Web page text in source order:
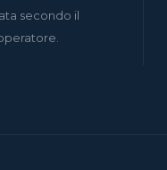
secondo il